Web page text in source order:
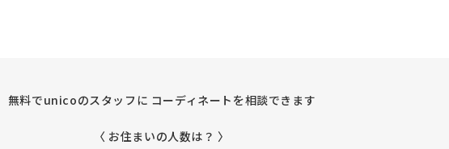
無料でunicoのスタッフに コーディネートを相談できます
〈 お住まいの人数は？ 〉